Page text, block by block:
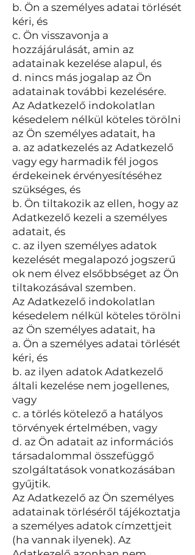
b. Ön a személyes adatai törlését
kéri, és
c. Ön visszavonja a
hozzájárulását, amin az
adatainak kezelése alapul, és
d. nincs más jogalap az Ön
adatainak további kezelésére.
Az Adatkezelő indokolatlan
késedelem nélkül köteles törölni
az Ön személyes adatait, ha
a. az adatkezelés az Adatkezelő
vagy egy harmadik fél jogos
érdekeinek érvényesítéséhez
szükséges, és
b. Ön tiltakozik az ellen, hogy az
Adatkezelő kezeli a személyes
adatait, és
c. az ilyen személyes adatok
kezelését megalapozó jogszerű
ok nem élvez elsőbbséget az Ön
tiltakozásával szemben.
Az Adatkezelő indokolatlan
késedelem nélkül köteles törölni
az Ön személyes adatait, ha
a. Ön a személyes adatai törlését
kéri, és
b. az ilyen adatok Adatkezelő
általi kezelése nem jogellenes,
vagy
c. a törlés kötelező a hatályos
törvények értelmében, vagy
d. az Ön adatait az információs
társadalommal összefüggő
szolgáltatások vonatkozásában
gyűjtik.
Az Adatkezelő az Ön személyes
adatainak törléséről tájékoztatja
a személyes adatok címzettjeit
(ha vannak ilyenek). Az